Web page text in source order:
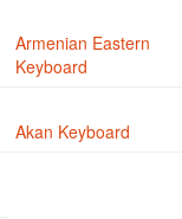
Armenian Eastern
Keyboard
Akan Keyboard